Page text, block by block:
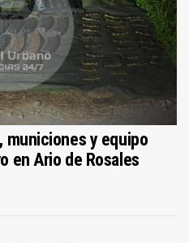
municiones y equipo
en Ario de Rosales